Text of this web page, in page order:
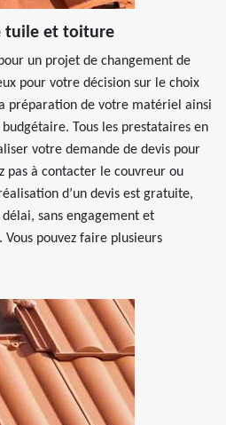
tuile et toiture
un projet de changement de
pour votre décision sur le choix
préparation de votre matériel ainsi
Tous les prestataires en
votre demande de devis pour
pas à contacter le couvreur ou
d’un devis est gratuite,
sans engagement et
pouvez faire plusieurs